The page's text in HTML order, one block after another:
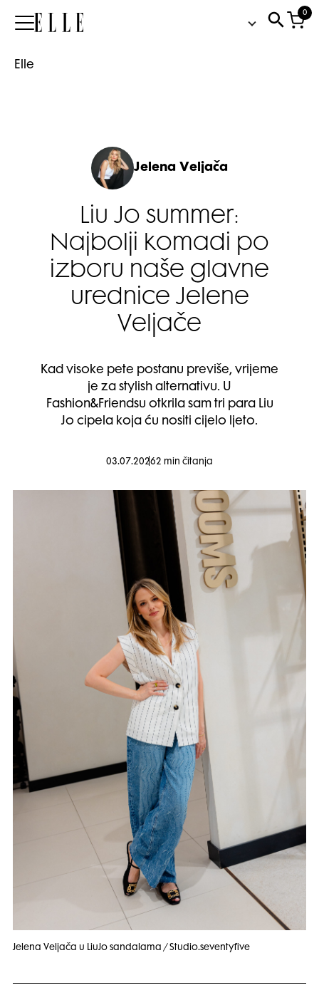
Elle
0
Elle
Liu Jo summer:
Najbolji komadi po
izboru naše glavne
urednice Jelene
Veljače
Kad visoke pete postanu previše, vrijeme
je za stylish alternativu. U
Fashion&Friendsu otkrila sam tri para Liu
Jo cipela koja ću nositi cijelo ljeto.
03.07.20262 min čitanja
Jelena Veljača u LiuJo sandalama / Studio.seventyfive
Jelena Veljača